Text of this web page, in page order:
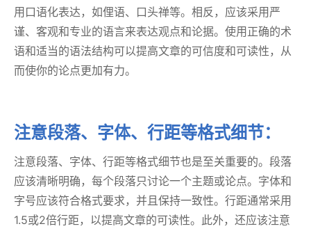
用口语化表达，如俚语、口头禅等。相反，应该采用严
谨、客观和专业的语言来表达观点和论据。使用正确的术
语和适当的语法结构可以提高文章的可信度和可读性，从
而使你的论点更加有力。
注意段落、字体、行距等格式细节：
注意段落、字体、行距等格式细节也是至关重要的。段落
应该清晰明确，每个段落只讨论一个主题或论点。字体和
字号应该符合格式要求，并且保持一致性。行距通常采用
1.5或2倍行距，以提高文章的可读性。此外，还应该注意